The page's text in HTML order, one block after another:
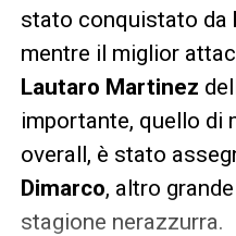
stato conquistato da
mentre il miglior
Lautaro Martinez
importante, quello di
overall, è stato
Dimarco, altro
stagione nerazzurra.